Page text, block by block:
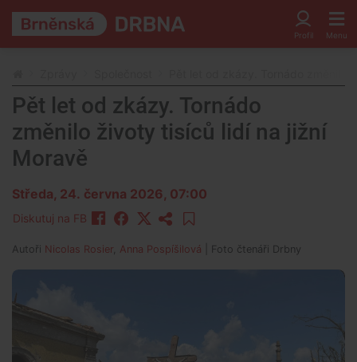
Pět let od zkázy. Tornádo
změnilo životy tisíců lidí na jižní
Moravě
Středa, 24. června 2026, 07:00
Diskutuj na FB
Autoři Nicolas Rosier Anna Pospíšilová | Foto čtenáři Drbny